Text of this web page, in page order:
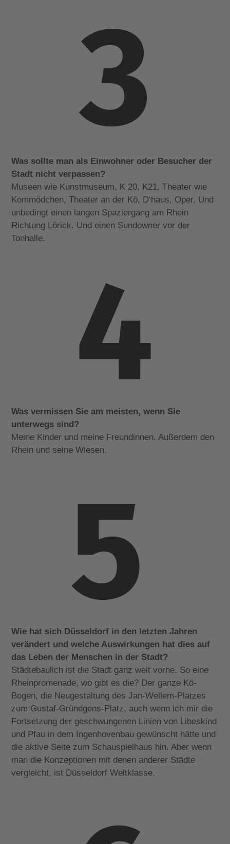
Was sollte man als Einwohner oder Besucher der
Stadt nicht verpassen?
Museen wie Kunstmuseum, K 20, K21, Theater wie
Kommödchen, Theater an der Kö, D‘haus, Oper. Und
unbedingt einen langen Spaziergang am Rhein
Richtung Lörick. Und einen Sundowner vor der
Tonhalle.
Was vermissen Sie am meisten, wenn Sie
unterwegs sind?
Meine Kinder und meine Freundinnen. Außerdem den
Rhein und seine Wiesen.
Wie hat sich Düsseldorf in den letzten Jahren
verändert und welche Auswirkungen hat dies auf
das Leben der Menschen in der Stadt?
Städtebaulich ist die Stadt ganz weit vorne. So eine
Rheinpromenade, wo gibt es die? Der ganze Kö-
Bogen, die Neugestaltung des Jan-Wellem-Platzes
zum Gustaf-Gründgens-Platz, auch wenn ich mir die
Fortsetzung der geschwungenen Linien von Libeskind
und Pfau in dem Ingenhovenbau gewünscht hätte und
die aktive Seite zum Schauspielhaus hin. Aber wenn
man die Konzeptionen mit denen anderer Städte
vergleicht, ist Düsseldorf Weltklasse.